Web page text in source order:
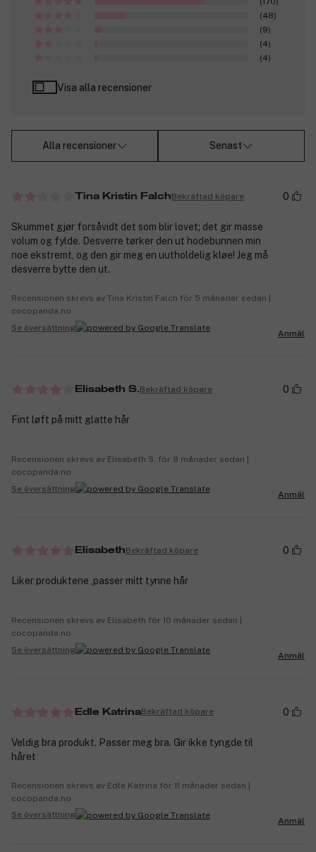
(48)
(9)
(4)
(4)
Visa alla recensioner
Alla recensioner Senast
Tina Kristin FalchBekräftad köpare 0
Skummet gjør forsåvidt det som blir lovet; det gir masse
volum og fylde. Desverre tørker den ut hodebunnen min
noe ekstremt, og den gir meg en uutholdelig kløe! Jeg må
desverre bytte den ut.
Recensionen skrevs av Tina Kristin Falch för 5 månader sedan |
cocopanda.no
Se översättning
Anmäl
Elisabeth S.Bekräftad köpare 0
Fint løft på mitt glatte hår
Recensionen skrevs av Elisabeth S. för 8 månader sedan |
cocopanda.no
Se översättning
Anmäl
ElisabethBekräftad köpare 0
Liker produktene ,passer mitt tynne hår
Recensionen skrevs av Elisabeth för 10 månader sedan |
cocopanda.no
Se översättning
Anmäl
Edle KatrinaBekräftad köpare 0
Veldig bra produkt. Passer meg bra. Gir ikke tyngde til
håret
Recensionen skrevs av Edle Katrina för 11 månader sedan |
cocopanda.no
Se översättning
Anmäl